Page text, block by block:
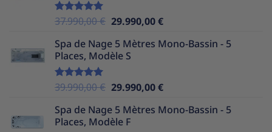
Note5.00
37.990,00€ Le
initial
était :
29.990,00€Le
actuel
Spa de Nage 5 Mètres Mono-Bassin - 5
Places, Modèle S
Note5.00
39.990,00€ Le
initial
était :
29.990,00€Le
actuel
Spa de Nage 5 Mètres Mono-Bassin - 5
Places, Modèle F